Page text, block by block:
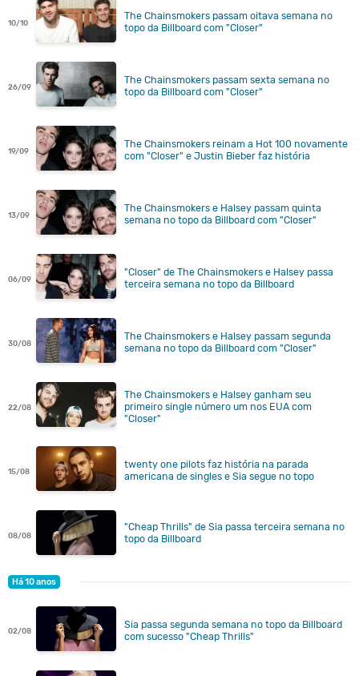
10/10
The Chainsmokers passam oitava semana no
topo da Billboard com "Closer"
26/09
The Chainsmokers passam sexta semana no
topo da Billboard com "Closer"
19/09
The Chainsmokers reinam a Hot 100 novamente
com "Closer" e Justin Bieber faz história
13/09
The Chainsmokers e Halsey passam quinta
semana no topo da Billboard com "Closer"
06/09
"Closer" de The Chainsmokers e Halsey passa
terceira semana no topo da Billboard
30/08
The Chainsmokers e Halsey passam segunda
semana no topo da Billboard com "Closer"
22/08
The Chainsmokers e Halsey ganham seu
primeiro single número um nos EUA com
"Closer"
15/08
twenty one pilots faz história na parada
americana de singles e Sia segue no topo
08/08
"Cheap Thrills" de Sia passa terceira semana no
topo da Billboard
Há 10 anos
02/08
Sia passa segunda semana no topo da Billboard
com sucesso "Cheap Thrills"